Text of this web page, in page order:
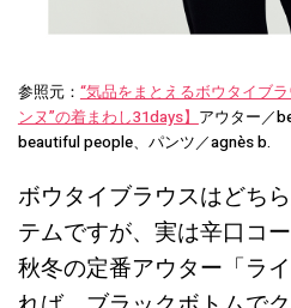
参照元： “気品をまとえるボウタイブ
ンヌ”の着まわし31days】 アウター／
beautiful people、パンツ／agnès b.
ボウタイブラウスはどち
テムですが、実は辛口コ
秋冬の定番アウター「ラ